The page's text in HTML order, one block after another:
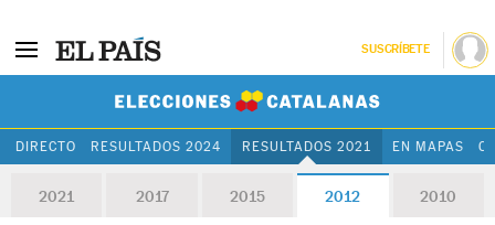
SUSCRÍBETE
DIRECTO RESULTADOS 2024 RESULTADOS 2021 EN MAPAS
2021 2017 2015 2012 2010